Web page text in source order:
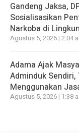
Gandeng Jaksa,
Sosialisasikan
Narkoba di
Agustus 5, 2026 | 2:04
Adama Ajak
Adminduk Sendiri,
Menggunakan
Agustus 5, 2026 | 1:38